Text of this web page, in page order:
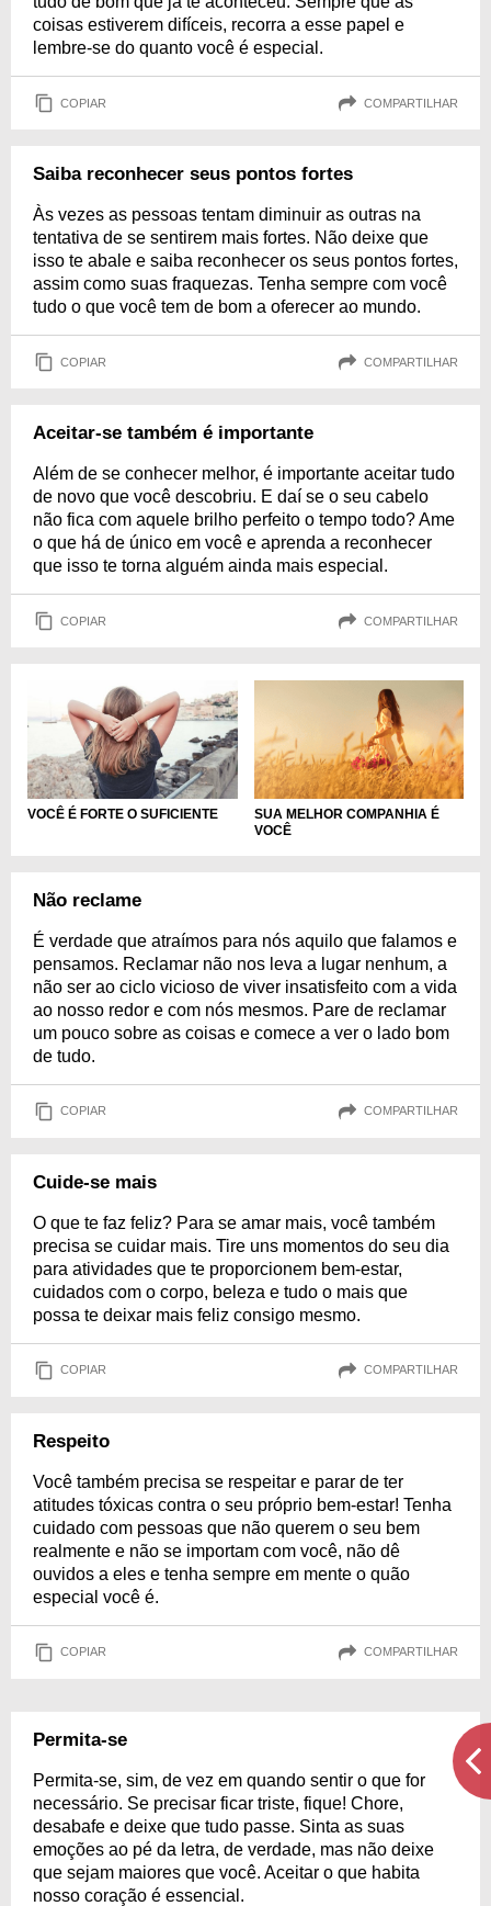
coisas estiverem difíceis, recorra a esse papel e
lembre-se do quanto você é especial.
COPIAR COMPARTILHAR
Saiba reconhecer seus pontos fortes
Às vezes as pessoas tentam diminuir as outras na
tentativa de se sentirem mais fortes. Não deixe que
isso te abale e saiba reconhecer os seus pontos fortes,
assim como suas fraquezas. Tenha sempre com você
tudo o que você tem de bom a oferecer ao mundo.
COPIAR COMPARTILHAR
Aceitar-se também é importante
Além de se conhecer melhor, é importante aceitar tudo
de novo que você descobriu. E daí se o seu cabelo
não fica com aquele brilho perfeito o tempo todo? Ame
o que há de único em você e aprenda a reconhecer
que isso te torna alguém ainda mais especial.
COPIAR COMPARTILHAR
VOCÊ É FORTE O SUFICIENTE
SUA MELHOR COMPANHIA É
VOCÊ
Não reclame
É verdade que atraímos para nós aquilo que falamos e
pensamos. Reclamar não nos leva a lugar nenhum, a
não ser ao ciclo vicioso de viver insatisfeito com a vida
ao nosso redor e com nós mesmos. Pare de reclamar
um pouco sobre as coisas e comece a ver o lado bom
de tudo.
COPIAR COMPARTILHAR
Cuide-se mais
O que te faz feliz? Para se amar mais, você também
precisa se cuidar mais. Tire uns momentos do seu dia
para atividades que te proporcionem bem-estar,
cuidados com o corpo, beleza e tudo o mais que
possa te deixar mais feliz consigo mesmo.
COPIAR COMPARTILHAR
Respeito
Você também precisa se respeitar e parar de ter
atitudes tóxicas contra o seu próprio bem-estar! Tenha
cuidado com pessoas que não querem o seu bem
realmente e não se importam com você, não dê
ouvidos a eles e tenha sempre em mente o quão
especial você é.
COPIAR COMPARTILHAR
Permita-se
Permita-se, sim, de vez em quando sentir o que for
necessário. Se precisar ficar triste, fique! Chore,
desabafe e deixe que tudo passe. Sinta as suas
emoções ao pé da letra, de verdade, mas não deixe
que sejam maiores que você. Aceitar o que habita
nosso coração é essencial.